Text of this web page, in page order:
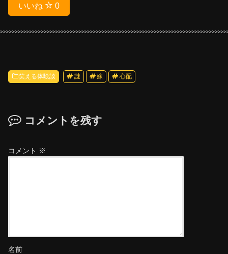
いいね 0
笑える体験談 謎 嫁 心配
コメントを残す
コメント ※
名前